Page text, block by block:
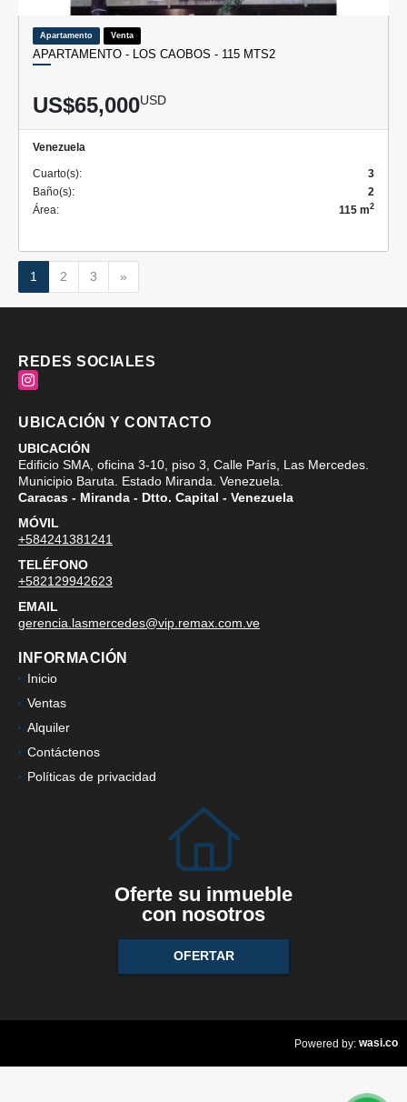
Apartamento Venta
APARTAMENTO - LOS CAOBOS - 115 MTS2
US$65,000USD
Venezuela
Cuarto(s):
3
Baño(s):
2
Área:
115 m2
1 2 3 »
REDES SOCIALES
Instagram
UBICACIÓN Y CONTACTO
UBICACIÓN
Edificio SMA, oficina 3-10, piso 3, Calle París, Las Mercedes.
Municipio Baruta. Estado Miranda. Venezuela.
Caracas - Miranda - Dtto. Capital - Venezuela
MÓVIL
+584241381241
TELÉFONO
+582129942623
EMAIL
gerencia.lasmercedes@vip.remax.com.ve
INFORMACIÓN
Inicio
Ventas
Alquiler
Contáctenos
Políticas de privacidad
Oferte su inmueble
con nosotros
OFERTAR
Powered by: wasi.co